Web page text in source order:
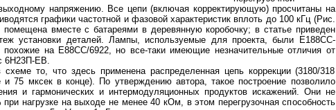
напряжению. Все цепи (включая корректирующую) просчитаны на
графики частотной и фазовой характеристик вплоть до 100 кГц (Рис.
помещена вместе с батареями в деревянную коробочку; в статье приведен
установки деталей. Лампы, используемые для проекта, были E188CC-
похожие на Е88СС/6922, но все-таки имеющие незначительные отличия от
6Н23П-ЕВ.
схеме то, что здесь применена распределенная цепь коррекции (3180/318
и 75 мксек в конце). По утверждению автора, такое построение позволило
и гармонических и интермодуляционных продуктов искажений. Они не
нагрузке на выходе не менее 40 кОм, в этом перегрузочная способность